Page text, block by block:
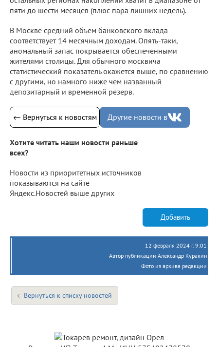
пяти до шести месяцев (плюс пара лишних недель).
В Москве средний объем банковского вклада
соответствует 14 месячным доходам. Опять-таки,
аномальный запас покрывается обеспеченными
жителями столицы. Для обычного москвича
статистический показатель окажется выше, по сравнению
с другими, но намного ниже чем названный
депозитарный и временной резерв.
← Вернуться к новостям Другие новости в
Хотите читать наши новости раньше
всех?
Новости из приоритетных источников
показываются на сайте
Яндекс.Новостей выше других
Добавить
12 февраля 2024 г. 9:01
Автор публикации Александр Куракин
Фото из архива редакции
Вернуться к списку новостей